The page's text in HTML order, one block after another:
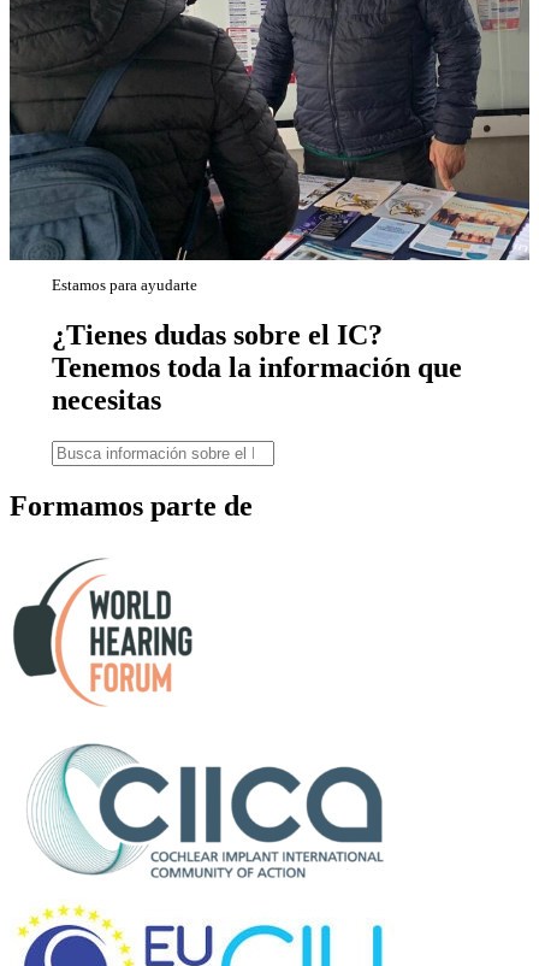
Estamos para ayudarte
¿Tienes dudas sobre el IC?
Tenemos toda la información que
necesitas
Formamos parte de